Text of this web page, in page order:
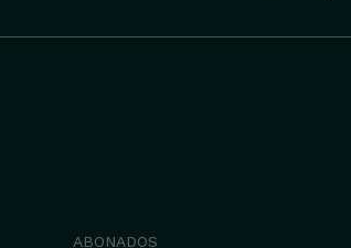
ABONADOS